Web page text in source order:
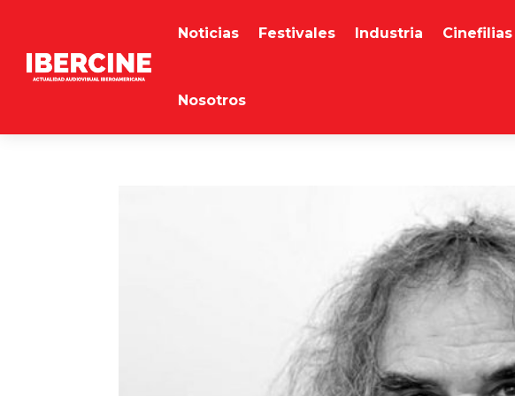
Noticias Festivales Industria Cinefilias
Nosotros